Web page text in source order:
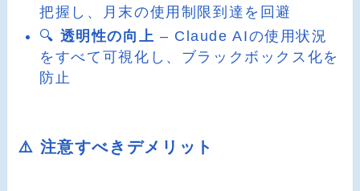
把握し、月末の使用制限到達を回避
🔍 透明性の向上 – Claude AIの使用状況
をすべて可視化し、ブラックボックス化を
防止
⚠️ 注意すべきデメリット